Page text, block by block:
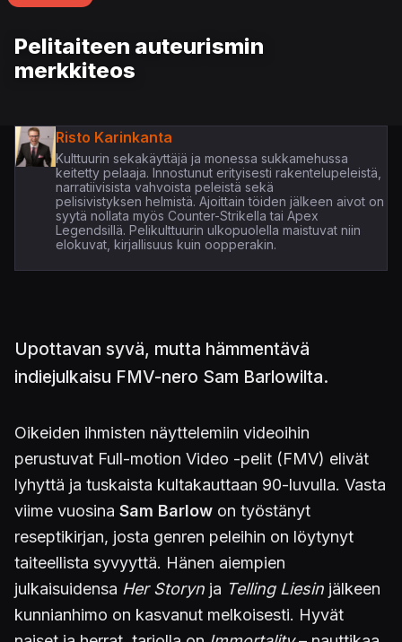
Pelitaiteen auteurismin
merkkiteos
Risto Karinkanta
Kulttuurin sekakäyttäjä ja monessa sukkamehussa
keitetty pelaaja. Innostunut erityisesti rakentelupeleistä,
narratiivisista vahvoista peleistä sekä
pelisivistyksen helmistä. Ajoittain töiden jälkeen aivot on
syytä nollata myös Counter-Strikella tai Apex
Legendsillä. Pelikulttuurin ulkopuolella maistuvat niin
elokuvat, kirjallisuus kuin oopperakin.
Upottavan syvä, mutta hämmentävä
indiejulkaisu FMV-nero Sam Barlowilta.
Oikeiden ihmisten näyttelemiin videoihin
perustuvat Full-motion Video -pelit (FMV) elivät
lyhyttä ja tuskaista kultakauttaan 90-luvulla. Vasta
viime vuosina Sam Barlow on työstänyt
reseptikirjan, josta genren peleihin on löytynyt
taiteellista syvyyttä. Hänen aiempien
julkaisuidensa Her Storyn ja Telling Liesin jälkeen
kunnianhimo on kasvanut melkoisesti. Hyvät